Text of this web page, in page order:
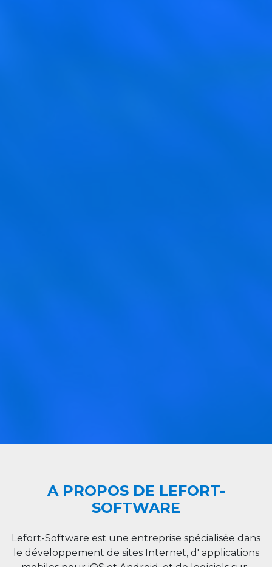
A PROPOS DE LEFORT-
SOFTWARE
Lefort-Software est une entreprise spécialisée dans
le développement de sites Internet, d' applications